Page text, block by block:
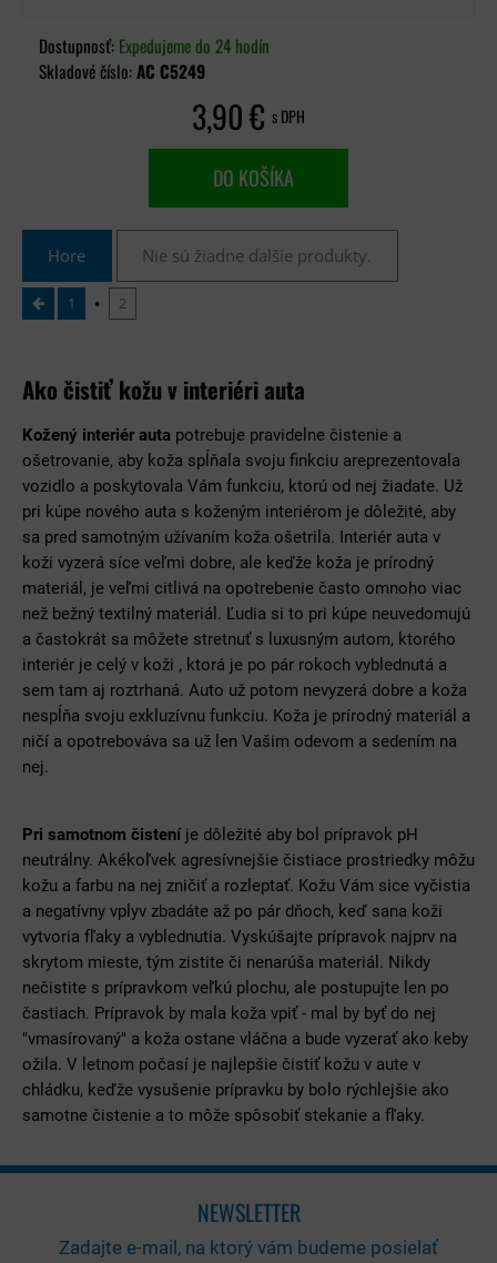
Dostupnosť: Expedujeme do 24 hodín
Skladové číslo:AC C5249
3,90 € s DPH
DO KOŠÍKA
Hore Nie sú žiadne ďalšie produkty.
1 2
Ako čistiť kožu v interiéri auta
Kožený interiér auta potrebuje pravidelne čistenie a
ošetrovanie, aby koža spĺňala svoju finkciu areprezentovala
vozidlo a poskytovala Vám funkciu, ktorú od nej žiadate. Už
pri kúpe nového auta s koženým interiérom je dôležité, aby
sa pred samotným užívaním koža ošetrila. Interiér auta v
koži vyzerá síce veľmi dobre, ale keďže koža je prírodný
materiál, je veľmi citlivá na opotrebenie často omnoho viac
než bežný textilný materiál. Ľudia si to pri kúpe neuvedomujú
a častokrát sa môžete stretnuť s luxusným autom, ktorého
interiér je celý v koži , ktorá je po pár rokoch vyblednutá a
sem tam aj roztrhaná. Auto už potom nevyzerá dobre a koža
nespĺňa svoju exkluzívnu funkciu. Koža je prírodný materiál a
ničí a opotrebováva sa už len Vašim odevom a sedením na
nej.
Pri samotnom čistení je dôležité aby bol prípravok pH
neutrálny. Akékoľvek agresívnejšie čistiace prostriedky môžu
kožu a farbu na nej zničiť a rozleptať. Kožu Vám sice vyčistia
a negatívny vplyv zbadáte až po pár dňoch, keď sana koži
vytvoria fľaky a vyblednutia. Vyskúšajte prípravok najprv na
skrytom mieste, tým zistite či nenarúša materiál. Nikdy
nečistite s prípravkom veľkú plochu, ale postupujte len po
častiach. Prípravok by mala koža vpiť - mal by byť do nej
"vmasírovaný" a koža ostane vláčna a bude vyzerať ako keby
ožila. V letnom počasí je najlepšie čistiť kožu v aute v
chládku, keďže vysušenie prípravku by bolo rýchlejšie ako
samotne čistenie a to môže spôsobiť stekanie a fľaky.
NEWSLETTER
Zadajte e-mail, na ktorý vám budeme posielať